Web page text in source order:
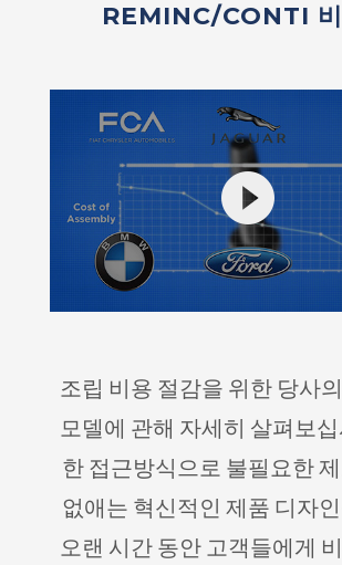
REMINC/CONTI
조립 비용 절감을 위한 당사
모델에 관해 자세히 살펴보
한 접근방식으로 불필요한
없애는 혁신적인 제품 디자
오랜 시간 동안 고객들에게